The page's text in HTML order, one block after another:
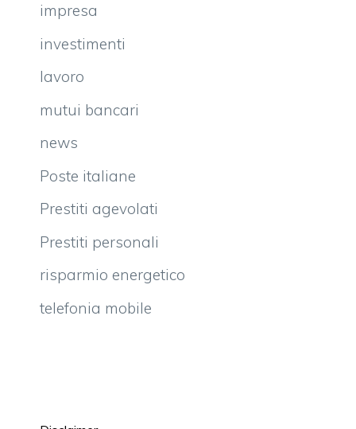
impresa
investimenti
lavoro
mutui bancari
news
Poste italiane
Prestiti agevolati
Prestiti personali
risparmio energetico
telefonia mobile